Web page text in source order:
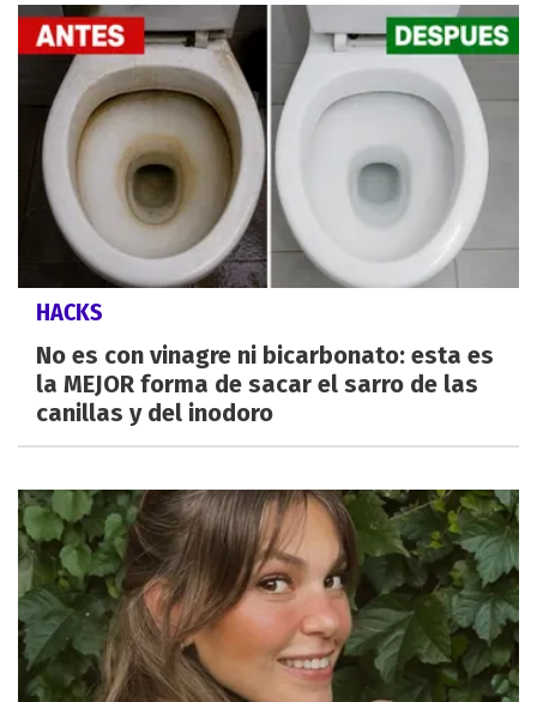
HACKS
No es con vinagre ni bicarbonato: esta es
la MEJOR forma de sacar el sarro de las
canillas y del inodoro